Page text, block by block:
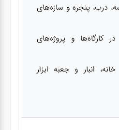
درب، پنجره و سازه‌های
کارگاه‌ها و پروژه‌های
انبار و جعبه ابزار